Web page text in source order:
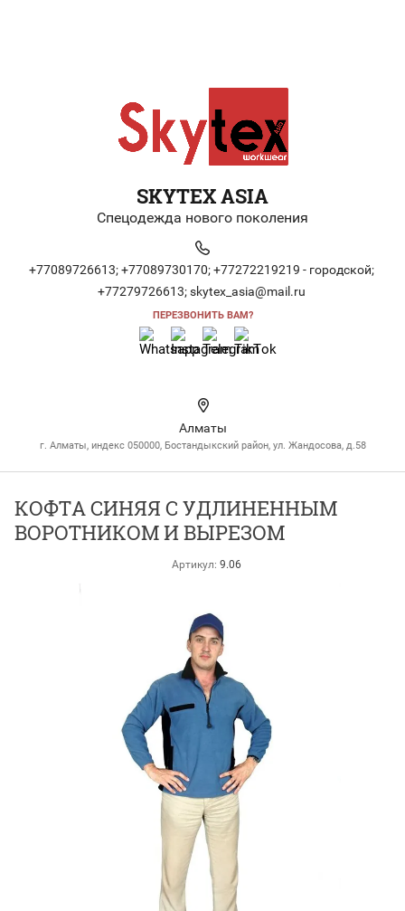
SKYTEX ASIA
Спецодежда нового поколения
+77089726613; +77089730170; +77272219219 - городской;
+77279726613; skytex_asia@mail.ru
ПЕРЕЗВОНИТЬ ВАМ?
Алматы
г. Алматы, индекс 050000, Бостандыкский район, ул. Жандосова, д.58
КОФТА СИНЯЯ С УДЛИНЕННЫМ
ВОРОТНИКОМ И ВЫРЕЗОМ
Артикул: 9.06